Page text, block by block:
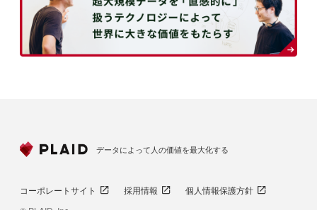
データによって人の価値を最大化する
コーポレートサイト 採用情報
個人情報保護方針